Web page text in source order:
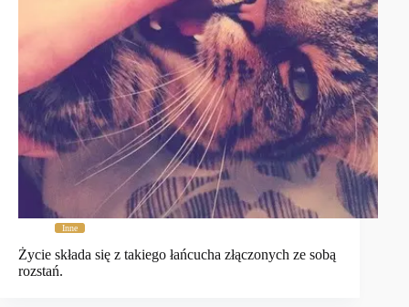
Inne
Życie składa się z takiego łańcucha złączonych ze sobą
rozstań.